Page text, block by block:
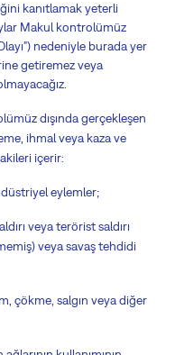
kanıtlamak yeterli
Makul kontrolümüz
nedeniyle burada yer
getiremez veya
dışında gerçekleşen
ihmal veya kaza ve
içerir:
eylemler;
veya terörist saldırı
veya savaş tehdidi
çökme, salgın veya diğer